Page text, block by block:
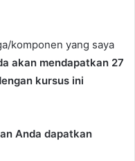
komponen yang saya
akan mendapatkan 27
kursus ini
Anda dapatkan